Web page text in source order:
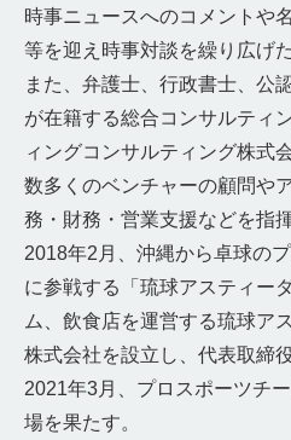
時事ニュースへのコメントや
等を迎え時事対談を繰り広げた
また、弁護士、行政書士、公
が在籍する総合コンサルティ
ィングコンサルティング株式
数多くのベンチャーの顧問や
務・財務・営業支援などを指
2018年2月、沖縄から卓球の
に参戦する「琉球アスティー
ム、飲食店を運営する琉球ア
株式会社を設立し、代表取締
2021年3月、プロスポーツチ
場を果たす。